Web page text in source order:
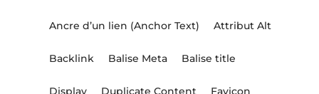
Ancre d’un lien (Anchor Text) Attribut Alt
Backlink Balise Meta Balise title
Display Duplicate Content Favicon